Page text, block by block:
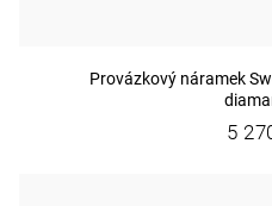
Provázkový náramek
5